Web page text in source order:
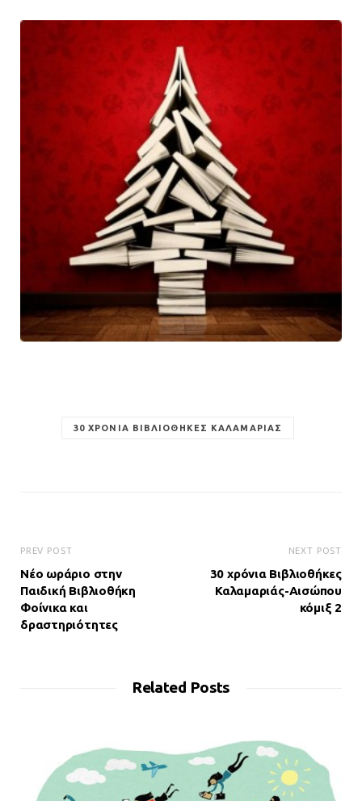
30 ΧΡΌΝΙΑ ΒΙΒΛΙΟΘΉΚΕΣ ΚΑΛΑΜΑΡΙΆΣ
PREV POST
Νέο ωράριο στην
Παιδική Βιβλιοθήκη
Φοίνικα και
δραστηριότητες
NEXT POST
30 χρόνια Βιβλιοθήκες
Καλαμαριάς-Αισώπου
κόμιξ 2
Related Posts